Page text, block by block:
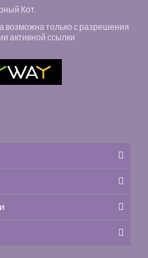
Кот.
возможна только с разрешения
активной ссылки